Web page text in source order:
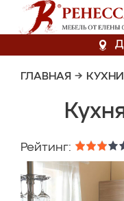
ГЛАВНАЯ → КУХНИ
Рейтинг: